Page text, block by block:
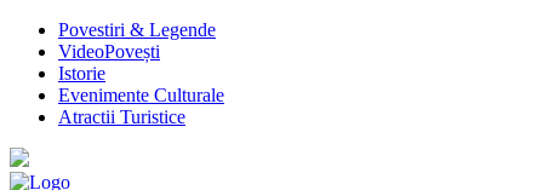
Povestiri & Legende
VideoPovești
Istorie
Evenimente Culturale
Atractii Turistice